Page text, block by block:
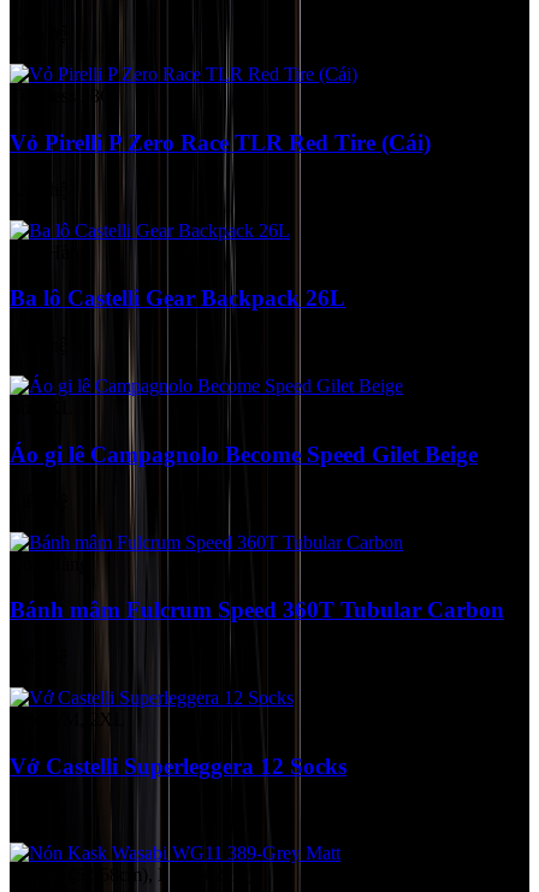
Tubeless 28C
Vỏ Pirelli P Zero Race TLR Red Tire (Cái)
Ba lô Castelli Gear Backpack 26L
Áo gi lê Campagnolo Become Speed Gilet Beige
Bánh mâm Fulcrum Speed 360T Tubular Carbon
Size S/M, 2XL
Vớ Castelli Superleggera 12 Socks
Size M (52-58cm), L (59-62cm)